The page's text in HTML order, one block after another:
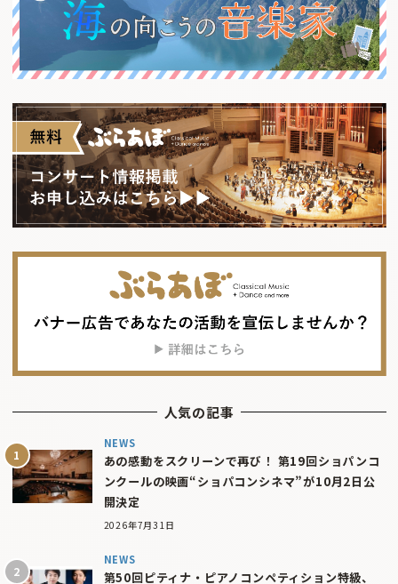
人気の記事
NEWS
あの感動をスクリーンで再び！ 第19回ショパンコ
ンクールの映画“ショパコンシネマ”が10月2日公
開決定
2026年7月31日
NEWS
第50回ピティナ・ピアノコンペティション特級、